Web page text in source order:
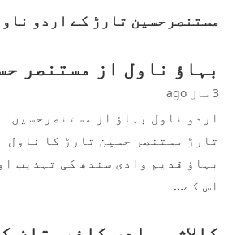
مستنصرحسین تارڑ کے اردو
بہاؤ ناول از مستنصر
3 سال ago
اردو ناول بہاؤ از مستنصرحسین
تارڑ مستنصر حسین تارڑ کا ناول
بہاؤ قدیم وادی سندھ کی تہذیب
اس کے…